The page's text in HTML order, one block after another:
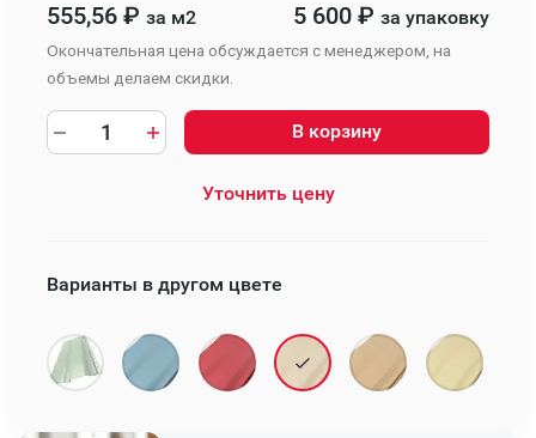
555,56 ₽ за м2 5 600 ₽ за упаковку
Окончательная цена обсуждается с менеджером, на
объемы делаем скидки.
В корзину
Уточнить цену
Варианты в другом цвете